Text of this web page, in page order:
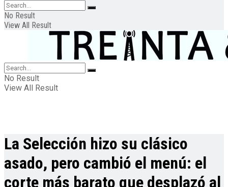
No Result
View All Result
No Result
View All Result
La Selección hizo su clásico
asado, pero cambió el menú: el
corte más barato que desplazó al